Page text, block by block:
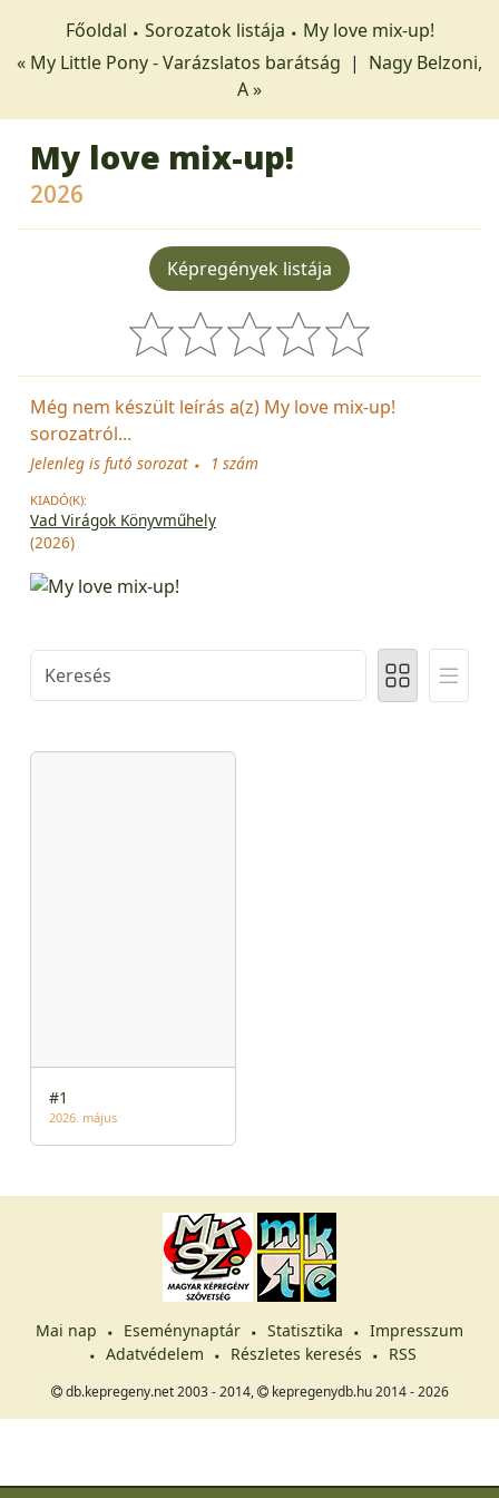
Főoldal Sorozatok listája
My love mix-up!
« My Little Pony - Varázslatos barátság | Nagy Belzoni,
A »
My love mix-up!
2026
Képregények listája
Még nem készült leírás a(z) My love mix-up!
sorozatról...
Jelenleg is futó sorozat 1 szám
KIADÓ(K):
Vad Virágok Könyvműhely
(2026)
#1
2026. május
Mai nap Eseménynaptár Statisztika
Impresszum
Adatvédelem
Részletes keresés RSS
db.kepregeny.net 2003 - 2014, kepregenydb.hu 2014 - 2026